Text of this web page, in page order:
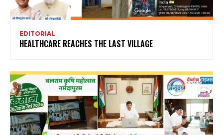
EDITORIAL
HEALTHCARE REACHES THE LAST VILLAGE